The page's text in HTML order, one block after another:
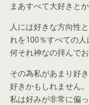
まあすべて大好きと
人には好きな方向性
れを100％すべての
何それ神なの拝んで
その為私があまり好
好きかもしれません。
私は好みが非常に偏